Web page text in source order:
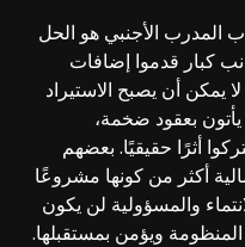
المدرب الأجنبي هو الحل
كبار قدموا إضافات
يمكن أن يصبح الاستيراد
بعقود ضخمة،
أثرًا حقيقيًا. بعضهم
أكثر من كونها مشروعًا
والمسؤولية لن يكون
ويؤمن بمستقبلها.